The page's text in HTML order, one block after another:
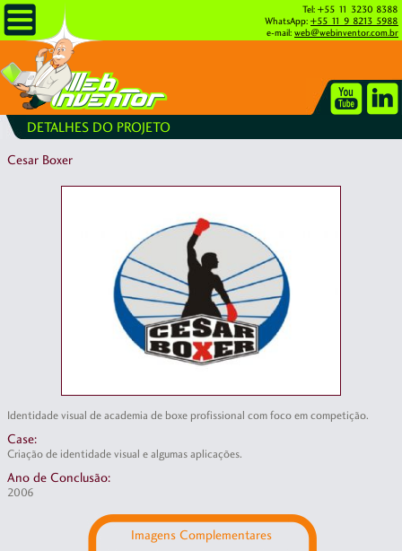
Tel: +55 11 3230 8388
WhatsApp: +55 11 9 8213 5988
e-mail: web@webinventor.com.br
DETALHES DO PROJETO
Cesar Boxer
Identidade visual de academia de boxe profissional com foco em competição.
Case:
Criação de identidade visual e algumas aplicações.
Ano de Conclusão:
2006
Imagens Complementares